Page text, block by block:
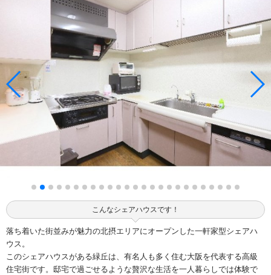
こんなシェアハウスです！
落ち着いた街並みが魅力の北摂エリアにオープンした一軒家型シェアハ
ウス。
このシェアハウスがある緑丘は、有名人も多く住む大阪を代表する高級
住宅街です。邸宅で過ごせるような贅沢な生活を一人暮らしでは体験で